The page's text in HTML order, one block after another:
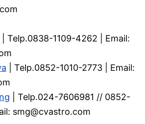
| Telp.0838-1109-4262 | Email:
| Telp.0852-1010-2773 | Email:
| Telp.024-7606981 // 0852-
smg@cvastro.com